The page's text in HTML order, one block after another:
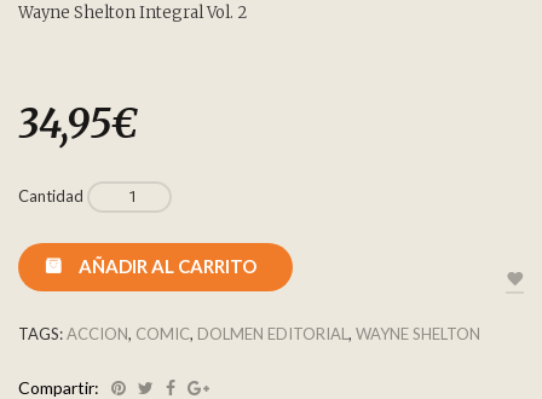
Wayne Shelton Integral Vol. 2
34,95€
Cantidad
AÑADIR AL CARRITO
TAGS:ACCION, COMIC, DOLMEN EDITORIAL , WAYNE SHELTON
Compartir: